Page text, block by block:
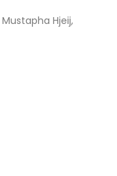
Hjeij,